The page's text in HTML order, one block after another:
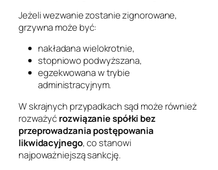
Jeżeli wezwanie zostanie zignorowane,
grzywna może być:
nakładana wielokrotnie,
stopniowo podwyższana,
egzekwowana w trybie
administracyjnym.
W skrajnych przypadkach sąd może również
rozważyćrozwiązanie spółki bez
przeprowadzania postępowania
likwidacyjnego, co stanowi
najpoważniejszą sankcję.